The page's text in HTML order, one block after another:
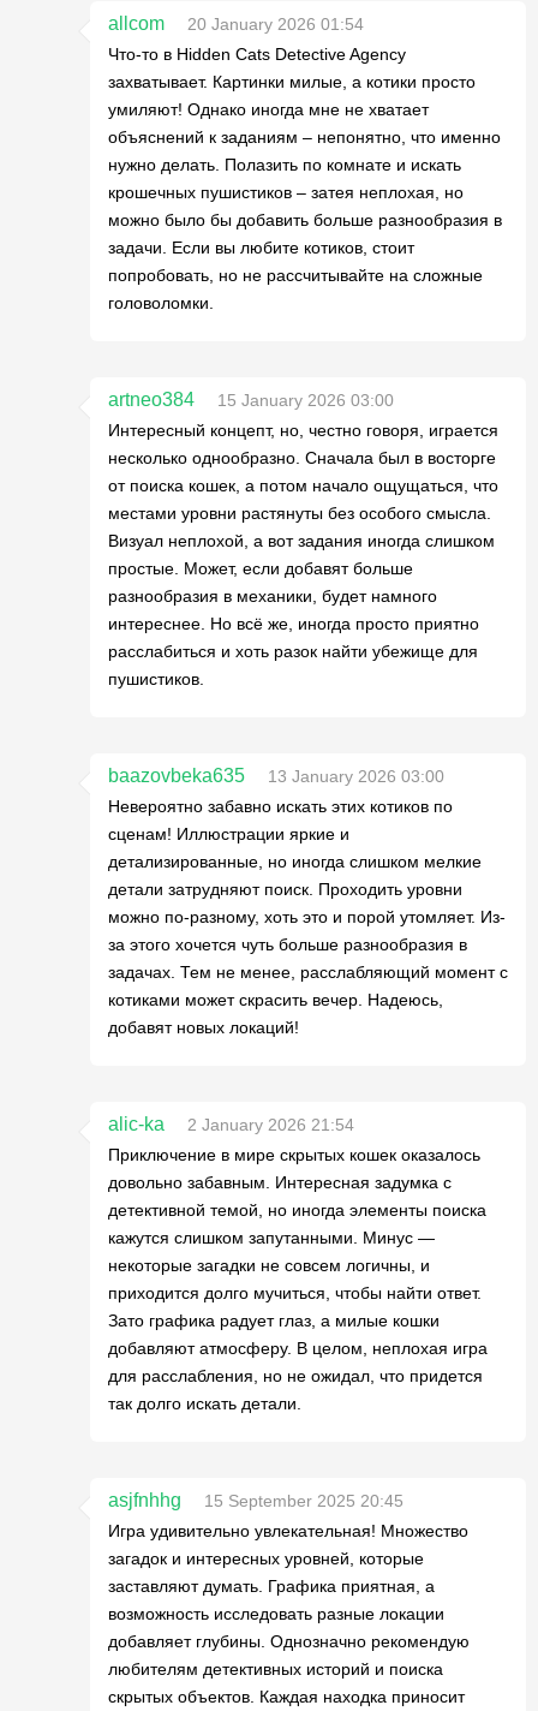
allcom
20 January 2026 01:54
Что-то в Hidden Cats Detective Agency
захватывает. Картинки милые, а котики просто
умиляют! Однако иногда мне не хватает
объяснений к заданиям – непонятно, что именно
нужно делать. Полазить по комнате и искать
крошечных пушистиков – затея неплохая, но
можно было бы добавить больше разнообразия в
задачи. Если вы любите котиков, стоит
попробовать, но не рассчитывайте на сложные
головоломки.
artneo384
15 January 2026 03:00
Интересный концепт, но, честно говоря, играется
несколько однообразно. Сначала был в восторге
от поиска кошек, а потом начало ощущаться, что
местами уровни растянуты без особого смысла.
Визуал неплохой, а вот задания иногда слишком
простые. Может, если добавят больше
разнообразия в механики, будет намного
интереснее. Но всё же, иногда просто приятно
расслабиться и хоть разок найти убежище для
пушистиков.
baazovbeka635
13 January 2026 03:00
Невероятно забавно искать этих котиков по
сценам! Иллюстрации яркие и
детализированные, но иногда слишком мелкие
детали затрудняют поиск. Проходить уровни
можно по-разному, хоть это и порой утомляет. Из-
за этого хочется чуть больше разнообразия в
задачах. Тем не менее, расслабляющий момент с
котиками может скрасить вечер. Надеюсь,
добавят новых локаций!
alic-ka
2 January 2026 21:54
Приключение в мире скрытых кошек оказалось
довольно забавным. Интересная задумка с
детективной темой, но иногда элементы поиска
кажутся слишком запутанными. Минус —
некоторые загадки не совсем логичны, и
приходится долго мучиться, чтобы найти ответ.
Зато графика радует глаз, а милые кошки
добавляют атмосферу. В целом, неплохая игра
для расслабления, но не ожидал, что придется
так долго искать детали.
asjfnhhg
15 September 2025 20:45
Игра удивительно увлекательная! Множество
загадок и интересных уровней, которые
заставляют думать. Графика приятная, а
возможность исследовать разные локации
добавляет глубины. Однозначно рекомендую
любителям детективных историй и поиска
скрытых объектов. Каждая находка приносит